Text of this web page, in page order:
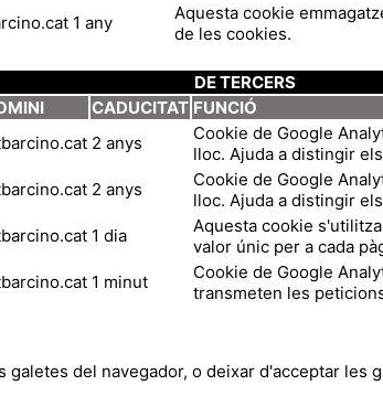
1 any
Aquesta cookie
de les cookies.
DE TERCERS
CADUCITAT FUNCIÓ
2 anys
Cookie de Google
lloc. Ajuda a distingir
2 anys
Cookie de Google
lloc. Ajuda a distingir
1 dia
Aquesta cookie
valor únic per a cada
1 minut
Cookie de Google
transmeten les
del navegador, o deixar d'acceptar les